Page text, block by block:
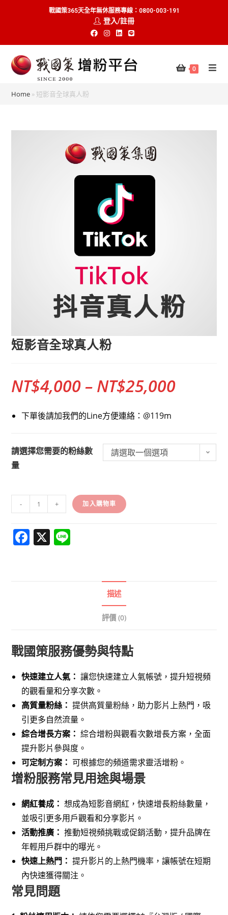
戰國策365天全年無休服務專線：0800-003-191
登入/註冊
0
Home » 短影音全球真人粉
短影音全球真人粉
NT$4,000– NT$25,000
下單後請加我們的Line方便連絡：@119m
粉絲數
量
請選取一個選項
- + 加入購物車
F
k
X
描述
評價 (0)
戰國策服務優勢與特點
快速建立人氣： 讓您快速建立人氣帳號，提升短視頻
的觀看量和分享次數。
高質量粉絲： 提供高質量粉絲，助力影片上熱門，吸
引更多自然流量。
綜合增長方案： 綜合增粉與觀看次數增長方案，全面
提升影片參與度。
可定制方案： 可根據您的頻道需求靈活增粉。
增粉服務常見用途與場景
網紅養成： 想成為短影音網紅，快速增長粉絲數量，
並吸引更多用戶觀看和分享影片。
活動推廣： 推動短視頻挑戰或促銷活動，提升品牌在
年輕用戶群中的曝光。
快速上熱門： 提升影片的上熱門機率，讓帳號在短期
內快速獲得關注。
常見問題